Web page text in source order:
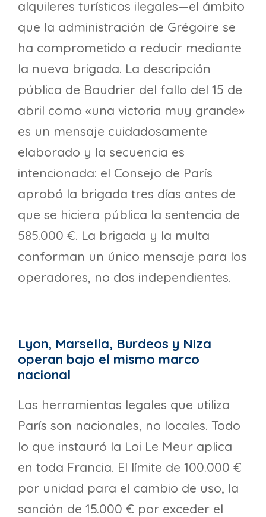
alquileres turísticos ilegales—el ámbito
que la administración de Grégoire se
ha comprometido a reducir mediante
la nueva brigada. La descripción
pública de Baudrier del fallo del 15 de
abril como «una victoria muy grande»
es un mensaje cuidadosamente
elaborado y la secuencia es
intencionada: el Consejo de París
aprobó la brigada tres días antes de
que se hiciera pública la sentencia de
585.000 €. La brigada y la multa
conforman un único mensaje para los
operadores, no dos independientes.
Lyon, Marsella, Burdeos y Niza
operan bajo el mismo marco
nacional
Las herramientas legales que utiliza
París son nacionales, no locales. Todo
lo que instauró la Loi Le Meur aplica
en toda Francia. El límite de 100.000 €
por unidad para el cambio de uso, la
sanción de 15.000 € por exceder el